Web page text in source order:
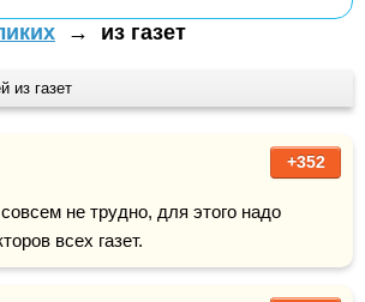
→ из газет
из газет
+352
совсем не трудно, для этого надо
всех газет.